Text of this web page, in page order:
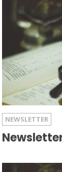
NEWSLETTER